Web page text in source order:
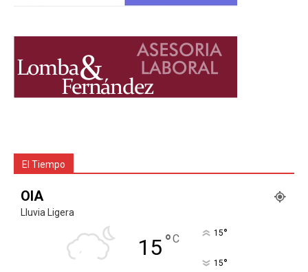
El Tiempo
OIA
Lluvia Ligera
15°C 15°
15°